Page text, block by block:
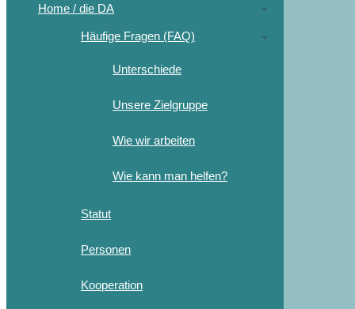
Home / die DA
Häufige Fragen (FAQ)
Unterschiede
Unsere Zielgruppe
Wie wir arbeiten
Wie kann man helfen?
Statut
Personen
Kooperation